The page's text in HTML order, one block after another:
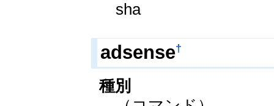
sha
adsense†
種別